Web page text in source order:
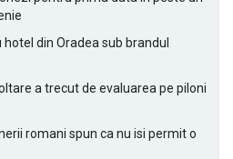
din Oradea sub brandul
a trecut de evaluarea pe piloni
romani spun ca nu isi permit o